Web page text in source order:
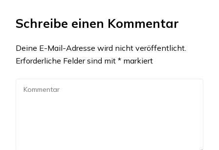
Schreibe einen Kommentar
Deine E-Mail-Adresse wird nicht veröffentlicht.
Erforderliche Felder sind mit * markiert